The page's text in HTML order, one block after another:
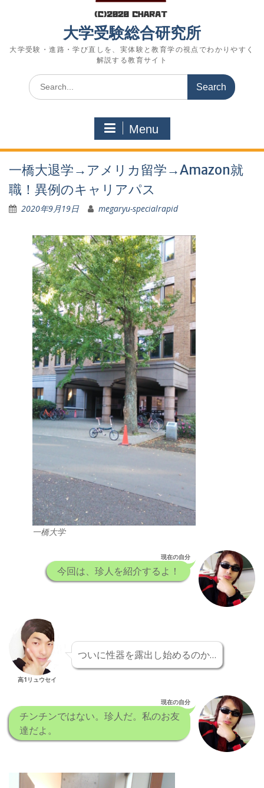
大学受験総合研究所
大学受験・進路・学び直しを、実体験と教育学の視点でわかりやすく
解説する教育サイト
Search
for:
Menu
一橋大退学→アメリカ留学→Amazon就
職！異例のキャリアパス
2020年9月19日 megaryu-specialrapid
一橋大学
現在の自分
今回は、珍人を紹介するよ！
高1リュウセイ
ついに性器を露出し始めるのか…
現在の自分
チンチンではない。珍人だ。私のお友
達だよ。